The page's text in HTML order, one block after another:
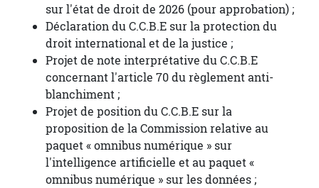
sur l'état de droit de 2026 (pour approbation) ;
Déclaration du C.C.B.E sur la protection du
droit international et de la justice ;
Projet de note interprétative du C.C.B.E
concernant l'article 70 du règlement anti-
blanchiment ;
Projet de position du C.C.B.E sur la
proposition de la Commission relative au
paquet « omnibus numérique » sur
l'intelligence artificielle et au paquet «
omnibus numérique » sur les données ;